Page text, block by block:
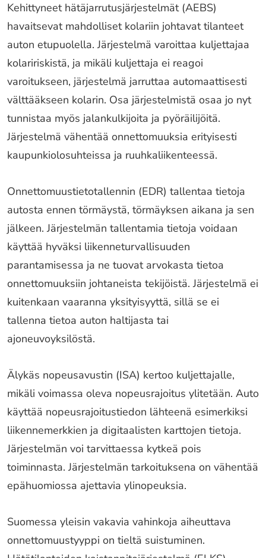
Kehittyneet hätäjarrutusjärjestelmät (AEBS)
havaitsevat mahdolliset kolariin johtavat tilanteet
auton etupuolella. Järjestelmä varoittaa kuljettajaa
kolaririskistä, ja mikäli kuljettaja ei reagoi
varoitukseen, järjestelmä jarruttaa automaattisesti
välttääkseen kolarin. Osa järjestelmistä osaa jo nyt
tunnistaa myös jalankulkijoita ja pyöräilijöitä.
Järjestelmä vähentää onnettomuuksia erityisesti
kaupunkiolosuhteissa ja ruuhkaliikenteessä.
Onnettomuustietotallennin (EDR) tallentaa tietoja
autosta ennen törmäystä, törmäyksen aikana ja sen
jälkeen. Järjestelmän tallentamia tietoja voidaan
käyttää hyväksi liikenneturvallisuuden
parantamisessa ja ne tuovat arvokasta tietoa
onnettomuuksiin johtaneista tekijöistä. Järjestelmä ei
kuitenkaan vaaranna yksityisyyttä, sillä se ei
tallenna tietoa auton haltijasta tai
ajoneuvoyksilöstä.
Älykäs nopeusavustin (ISA) kertoo kuljettajalle,
mikäli voimassa oleva nopeusrajoitus ylitetään. Auto
käyttää nopeusrajoitustiedon lähteenä esimerkiksi
liikennemerkkien ja digitaalisten karttojen tietoja.
Järjestelmän voi tarvittaessa kytkeä pois
toiminnasta. Järjestelmän tarkoituksena on vähentää
epähuomiossa ajettavia ylinopeuksia.
Suomessa yleisin vakavia vahinkoja aiheuttava
onnettomuustyyppi on tieltä suistuminen.